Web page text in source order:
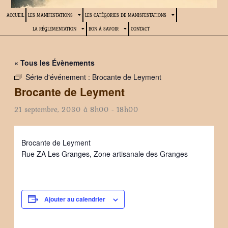
ACCUEIL LES MANIFESTATIONS LES CATÉGORIES DE MANISFESTATIONS
LA RÉGLEMENTATION BON À SAVOIR CONTACT
« Tous les Évènements
Série d'événement : Brocante de Leyment
Brocante de Leyment
21 septembre, 2030 à 8h00 - 18h00
Brocante de Leyment
Rue ZA Les Granges, Zone artisanale des Granges
Ajouter au calendrier